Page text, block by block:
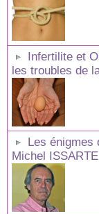
Infertilite et
les troubles de
Les énigmes
Michel